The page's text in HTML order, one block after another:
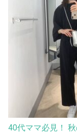
40代ママ必見！